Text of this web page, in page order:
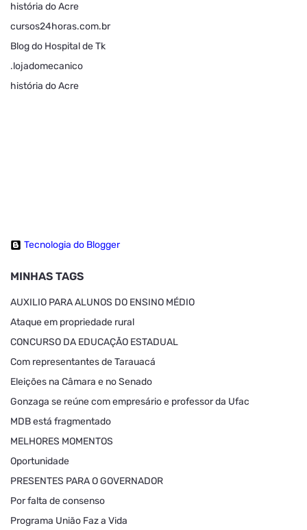
história do Acre
cursos24horas.com.br
Blog do Hospital de Tk
.lojadomecanico
história do Acre
Tecnologia do Blogger
MINHAS TAGS
AUXILIO PARA ALUNOS DO ENSINO MÉDIO
Ataque em propriedade rural
CONCURSO DA EDUCAÇÃO ESTADUAL
Com representantes de Tarauacá
Eleições na Câmara e no Senado
Gonzaga se reúne com empresário e professor da Ufac
MDB está fragmentado
MELHORES MOMENTOS
Oportunidade
PRESENTES PARA O GOVERNADOR
Por falta de consenso
Programa União Faz a Vida